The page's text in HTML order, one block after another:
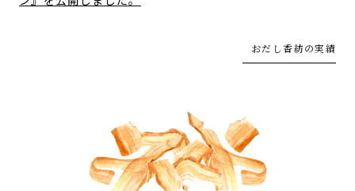
『数字で見る、万能だし』を公開しまし
夏の感謝祭2026を開催します。
おだし香紡の実績